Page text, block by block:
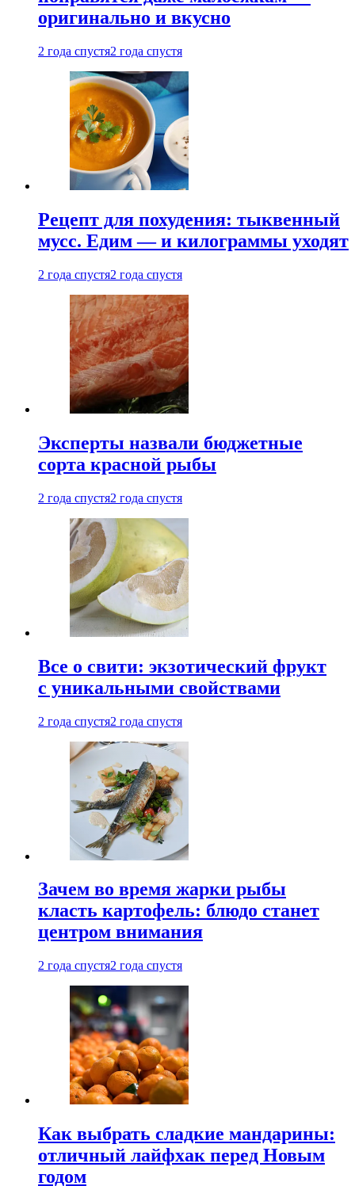
оригинально и вкусно
2 года спустя2 года спустя
Рецепт для похудения: тыквенный
мусс. Едим — и килограммы уходят
2 года спустя2 года спустя
Эксперты назвали бюджетные
сорта красной рыбы
2 года спустя2 года спустя
Все о свити: экзотический фрукт
с уникальными свойствами
2 года спустя2 года спустя
Зачем во время жарки рыбы
класть картофель: блюдо станет
центром внимания
2 года спустя2 года спустя
Как выбрать сладкие мандарины:
отличный лайфхак перед Новым
годом